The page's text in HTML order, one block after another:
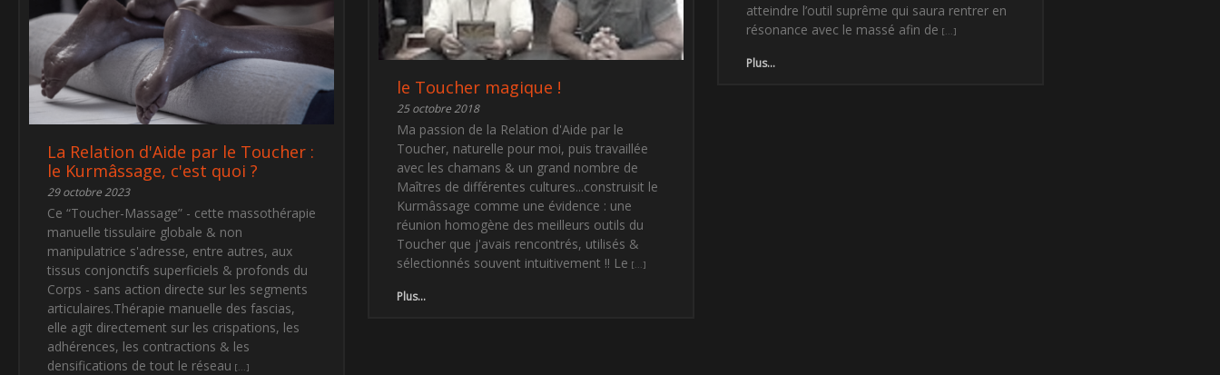
La Relation d'Aide par le Toucher :
le Kurmâssage, c'est quoi ?
29 octobre 2023
Ce “Toucher-Massage” - cette massothérapie
manuelle tissulaire globale & non
manipulatrice s'adresse, entre autres, aux
tissus conjonctifs superficiels & profonds du
Corps - sans action directe sur les segments
articulaires.Thérapie manuelle des fascias,
elle agit directement sur les crispations, les
adhérences, les contractions & les
densifications de tout le réseau
le Toucher magique !
25 octobre 2018
Ma passion de la Relation d'Aide par le
Toucher, naturelle pour moi, puis travaillée
avec les chamans & un grand nombre de
Maîtres de différentes cultures...construisit le
Kurmâssage comme une évidence : une
réunion homogène des meilleurs outils du
Toucher que j'avais rencontrés, utilisés &
sélectionnés souvent intuitivement !! Le
Plus...
atteindre l’outil suprême qui saura rentrer en
résonance avec le massé afin de
Plus...